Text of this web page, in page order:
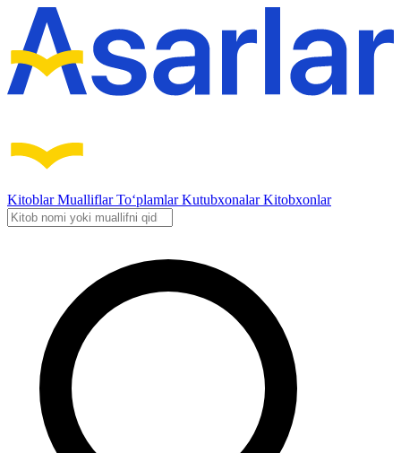
KitoblarMualliflarTo‘plamlarKutubxonalarKitobxonlar